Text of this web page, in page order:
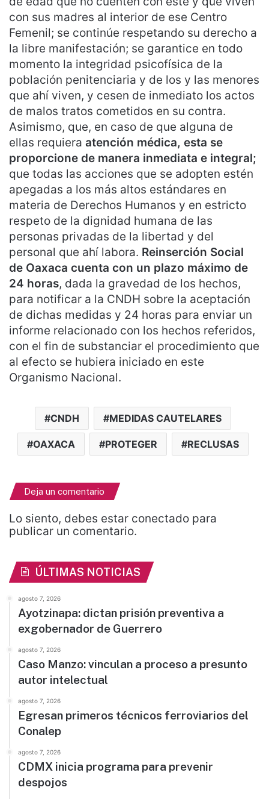
con sus madres al interior de ese Centro
Femenil; se continúe respetando su derecho a
la libre manifestación; se garantice en todo
momento la integridad psicofísica de la
población penitenciaria y de los y las menores
que ahí viven, y cesen de inmediato los actos
de malos tratos cometidos en su contra.
Asimismo, que, en caso de que alguna de
ellas requiera atención médica, esta se
proporcione de manera inmediata e integral;
que todas las acciones que se adopten estén
apegadas a los más altos estándares en
materia de Derechos Humanos y en estricto
respeto de la dignidad humana de las
personas privadas de la libertad y del
personal que ahí labora. Reinserción Social
de Oaxaca cuenta con un plazo máximo de
24 horas, dada la gravedad de los hechos,
para notificar a la CNDH sobre la aceptación
de dichas medidas y 24 horas para enviar un
informe relacionado con los hechos referidos,
con el fin de substanciar el procedimiento que
al efecto se hubiera iniciado en este
Organismo Nacional.
CNDH MEDIDAS CAUTELARES
OAXACA PROTEGER RECLUSAS
Deja un comentario
Lo siento, debes estar conectado para
publicar un comentario.
ÚLTIMAS NOTICIAS
agosto 7, 2026
Ayotzinapa: dictan prisión preventiva a
exgobernador de Guerrero
agosto 7, 2026
Caso Manzo: vinculan a proceso a presunto
autor intelectual
agosto 7, 2026
Egresan primeros técnicos ferroviarios del
Conalep
agosto 7, 2026
CDMX inicia programa para prevenir
despojos